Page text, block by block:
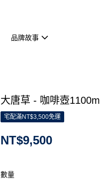
品牌故事
大唐草 - 咖啡壺1100ml
宅配滿NT$3,500免運
NT$9,500
數量